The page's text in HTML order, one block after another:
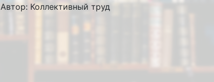
Автор: Коллективный труд